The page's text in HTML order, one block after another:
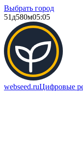
Выбрать город
51д580м05:05
webseed.ruЦифровые